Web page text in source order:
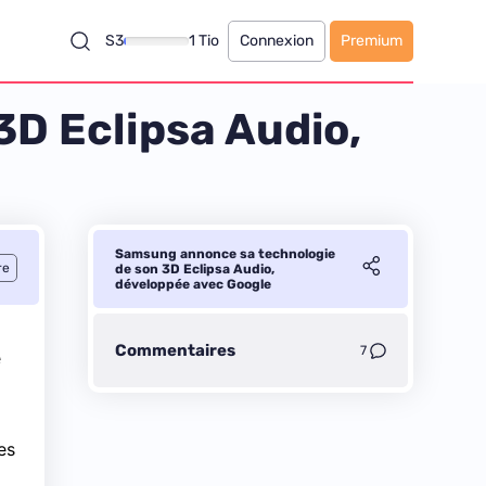
S3 1 Tio Connexion Premium
Eclipsa Audio,
Samsung annonce sa technologie
de son 3D Eclipsa Audio,
développée avec Google
Commentaires 7